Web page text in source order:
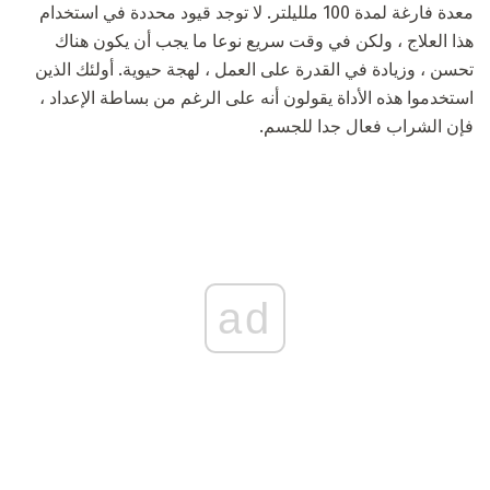
معدة فارغة لمدة 100 ملليلتر. لا توجد قيود محددة في استخدام
هذا العلاج ، ولكن في وقت سريع نوعا ما يجب أن يكون هناك
تحسن ، وزيادة في القدرة على العمل ، لهجة حيوية. أولئك الذين
استخدموا هذه الأداة يقولون أنه على الرغم من بساطة الإعداد ،
فإن الشراب فعال جدا للجسم.
ad